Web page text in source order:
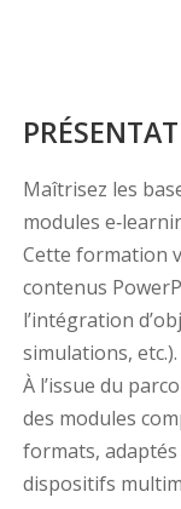
Maîtrisez les
modules
Cette formation
contenus
l’intégration
simulations, etc.).
À l’issue du
des modules
formats,
dispositifs